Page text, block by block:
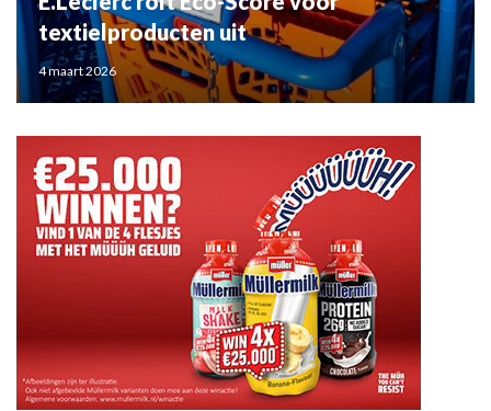
textielproducten uit
4 maart 2026